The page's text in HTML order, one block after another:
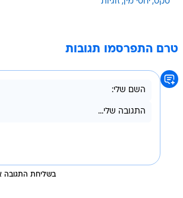
טרם התפרסמו תגובות
בשליחת התגובה